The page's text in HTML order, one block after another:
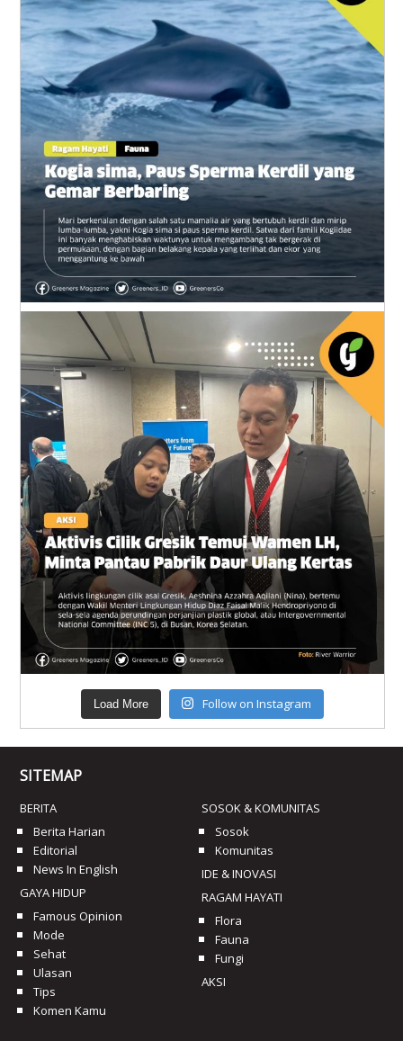
Load More Follow on Instagram
SITEMAP
BERITA
Berita Harian
Editorial
News In English
GAYA HIDUP
Famous Opinion
Mode
Sehat
Ulasan
Tips
Komen Kamu
SOSOK & KOMUNITAS
Sosok
Komunitas
IDE & INOVASI
RAGAM HAYATI
Flora
Fauna
Fungi
AKSI